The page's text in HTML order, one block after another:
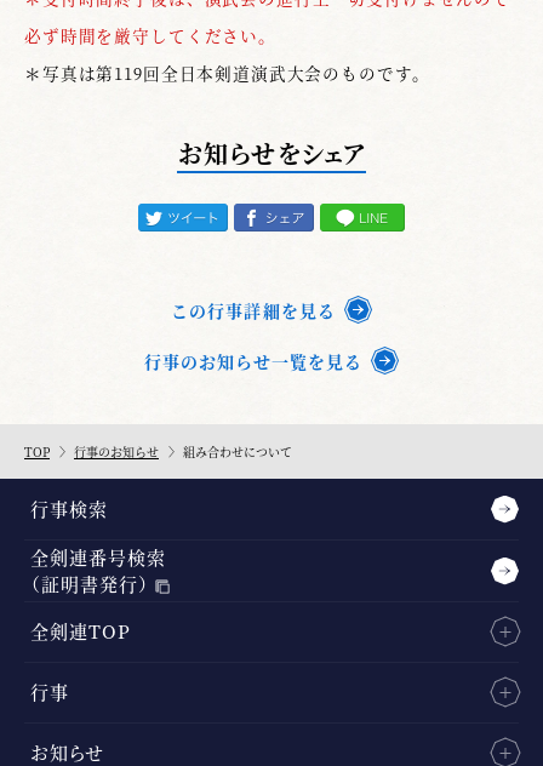
必ず時間を厳守してください。
＊写真は第119回全日本剣道演武大会のものです。
お知らせをシェア
この行事詳細を見る
行事のお知らせ一覧を見る
TOP 行事のお知らせ 組み合わせについて
行事検索
全剣連番号検索
（証明書発行）
全剣連TOP
行事
お知らせ